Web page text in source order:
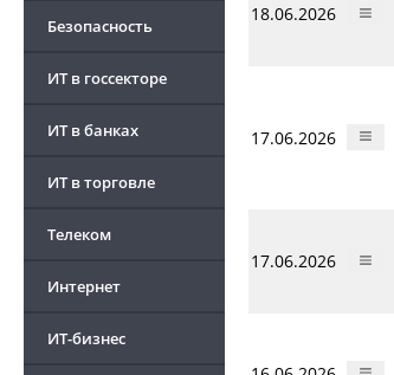
Безопасность
ИТ в госсекторе
ИТ в банках
ИТ в торговле
Телеком
Интернет
ИТ-бизнес
18.06.2026
17.06.2026
17.06.2026